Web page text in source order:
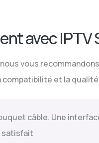
avec IPTV
vous
compatibilité et la
câble. Une
satisfait